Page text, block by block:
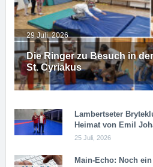
Die Ringer zu Besuch in
St. Cyriakus
29 Juli, 2026
Lambertseter
Heimat von Emil
25 Juli, 2026
Main-Echo: Noch